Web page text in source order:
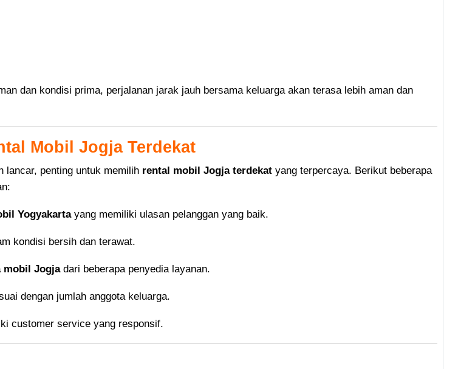
dan kondisi prima, perjalanan jarak jauh bersama keluarga akan terasa lebih aman dan
Mobil Jogja Terdekat
lancar, penting untuk memilih rental mobil Jogja terdekat yang terpercaya. Berikut beberapa
Yogyakartayang memiliki ulasan pelanggan yang baik.
kondisi bersih dan terawat.
mobil Jogjadari beberapa penyedia layanan.
dengan jumlah anggota keluarga.
customer service yang responsif.